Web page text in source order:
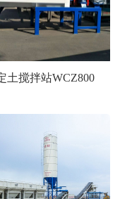
土搅拌站WCZ800